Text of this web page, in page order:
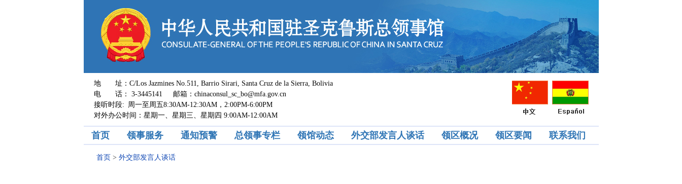
地 址：C/Los Jazmines No.511, Barrio Sirari, Santa Cruz de la Sierra, Bolivia
电 话： 3-3445141 邮箱：chinaconsul_sc_bo@mfa.gov.cn
接听时段: 周一至周五8:30AM-12:30AM，2:00PM-6:00PM
对外办公时间：星期一、星期三、星期四 9:00AM-12:00AM
首页 领事服务 通知预警 总领事专栏 领馆动态 外交部发言人谈话 领区概况 领区要闻 联系我们
首页 > 外交部发言人谈话